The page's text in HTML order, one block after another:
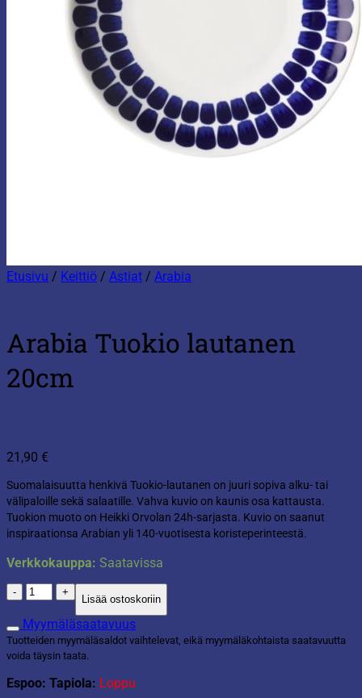
Etusivu / Keittiö / Astiat / Arabia
Arabia Tuokio lautanen
20cm
21,90 €
Suomalaisuutta henkivä Tuokio-lautanen on juuri sopiva alku- tai
välipaloille sekä salaatille. Vahva kuvio on kaunis osa kattausta.
Tuokion muoto on Heikki Orvolan 24h-sarjasta. Kuvio on saanut
inspiraationsa Arabian yli 140-vuotisesta koristeperinteestä.
Verkkokauppa: Saatavissa
Arabia
Tuokio
lautanen
20cm
määrä
Lisää ostoskoriin
Myymäläsaatavuus
Tuotteiden myymäläsaldot vaihtelevat, eikä myymäläkohtaista saatavuutta
voida täysin taata.
Espoo: Tapiola: Loppu